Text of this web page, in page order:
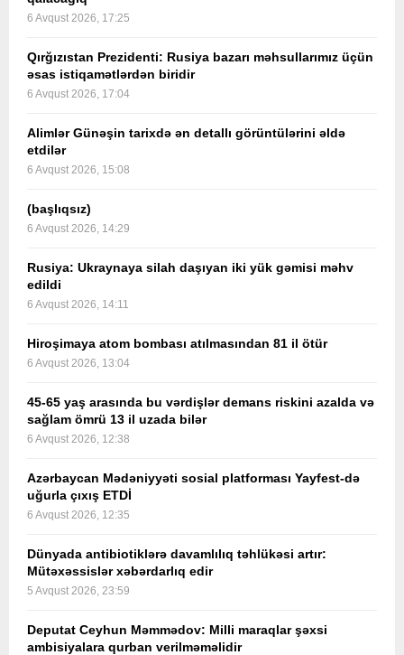
6 Avqust 2026, 17:25
Qırğızıstan Prezidenti: Rusiya bazarı məhsullarımız üçün
əsas istiqamətlərdən biridir
6 Avqust 2026, 17:04
Alimlər Günəşin tarixdə ən detallı görüntülərini əldə
etdilər
6 Avqust 2026, 15:08
(başlıqsız)
6 Avqust 2026, 14:29
Rusiya: Ukraynaya silah daşıyan iki yük gəmisi məhv
edildi
6 Avqust 2026, 14:11
Hiroşimaya atom bombası atılmasından 81 il ötür
6 Avqust 2026, 13:04
45-65 yaş arasında bu vərdişlər demans riskini azalda və
sağlam ömrü 13 il uzada bilər
6 Avqust 2026, 12:38
Azərbaycan Mədəniyyəti sosial platforması Yayfest-də
uğurla çıxış ETDİ
6 Avqust 2026, 12:35
Dünyada antibiotiklərə davamlılıq təhlükəsi artır:
Mütəxəssislər xəbərdarlıq edir
5 Avqust 2026, 23:59
Deputat Ceyhun Məmmədov: Milli maraqlar şəxsi
ambisiyalara qurban verilməməlidir